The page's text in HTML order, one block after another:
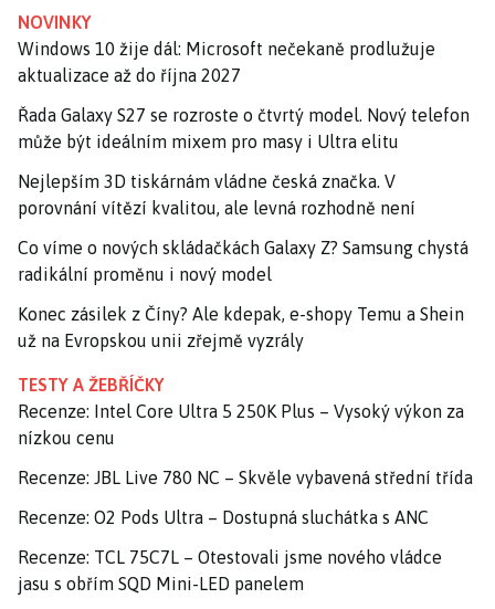
NOVINKY
Windows 10 žije dál: Microsoft nečekaně prodlužuje
aktualizace až do října 2027
Řada Galaxy S27 se rozroste o čtvrtý model. Nový telefon
může být ideálním mixem pro masy i Ultra elitu
Nejlepším 3D tiskárnám vládne česká značka. V
porovnání vítězí kvalitou, ale levná rozhodně není
Co víme o nových skládačkách Galaxy Z? Samsung chystá
radikální proměnu i nový model
Konec zásilek z Číny? Ale kdepak, e-shopy Temu a Shein
už na Evropskou unii zřejmě vyzrály
TESTY A ŽEBŘÍČKY
Recenze: Intel Core Ultra 5 250K Plus – Vysoký výkon za
nízkou cenu
Recenze: JBL Live 780 NC – Skvěle vybavená střední třída
Recenze: O2 Pods Ultra – Dostupná sluchátka s ANC
Recenze: TCL 75C7L – Otestovali jsme nového vládce
jasu s obřím SQD Mini-LED panelem